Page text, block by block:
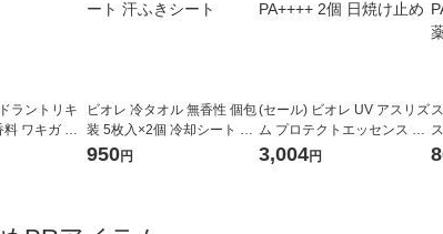
ラントリキ
ワキガ 制
ビオレ 冷タオル 無香性 個包
装 5枚入×2個 冷却シート 花
王 汗拭きシート 汗ふきシー
950円
(セール) ビオレ UV アスリズ
ム プロテクトエッセンス 70
g SPF50+・PA++++ 2個 日
焼け止め
3,004円